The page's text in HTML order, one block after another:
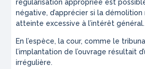
régularisation appropriée est
négative, d’apprécier si la démolition
atteinte excessive à l’intérêt général.
En l’espèce, la cour, comme le
l’implantation de l’ouvrage résultait
irrégulière.